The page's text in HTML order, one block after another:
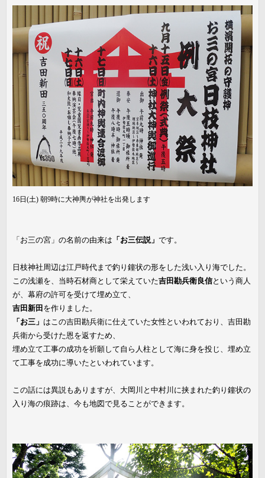
16日(土) 朝9時に大神輿が神社を出発します
「お三の宮」の名前の由来は 「お三伝説」 です。
日枝神社周辺は江戸時代まで釣り鐘状の形をした浅い入り海でした。
この浅瀬を、当時石材商として栄えていた吉田勘兵衛良信という商人
が、幕府の許可を受けて埋め立て、
吉田新田を作りました。
「お三」 はこの吉田勘兵衛に仕えていた女性といわれており、吉田勘
兵衛から受けた恩を返すため、
埋め立て工事の成功を祈願して自ら人柱として海に身を投じ、埋め立
て工事を成功に導いたといわれています。
この話には異説もありますが、大岡川と中村川に挟まれた釣り鐘状の
入り海の痕跡は、今も地図で見ることができます。